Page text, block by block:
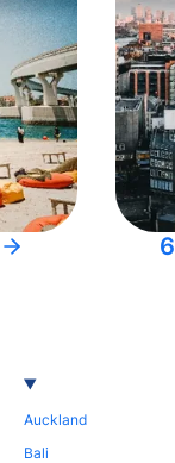
Auckland
Bali